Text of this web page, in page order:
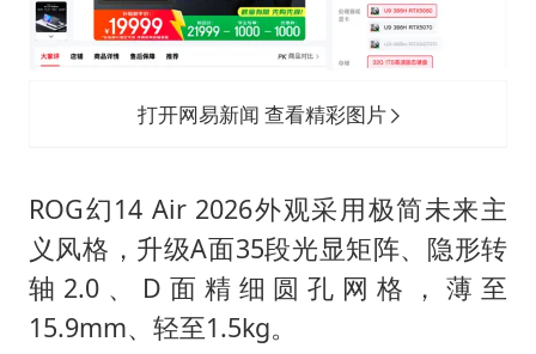
打开网易新闻 查看精彩图片
ROG幻14 Air 2026外观采用极简未来主
义风格，升级A面35段光显矩阵、隐形转
轴2.0、D面精细圆孔网格，薄至
15.9mm、轻至1.5kg。